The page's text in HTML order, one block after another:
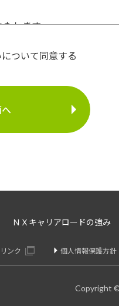
します。
ため
料作成等
削除を請求することがで
することが出来ます。
ついて同意する
ＮＸキャリアロードの強み
ンク 個人情報保護方針
Copyright